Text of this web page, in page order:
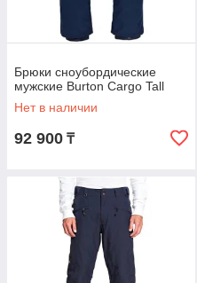
Брюки сноубордические
мужские Burton Cargo Tall
Нет в наличии
92 900 ₸